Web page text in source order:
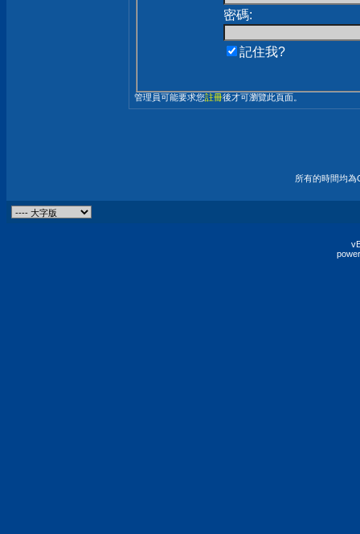
密碼:
記住我?
管理員可能要求您註冊後才可瀏覽此頁面。
所有的時間均為